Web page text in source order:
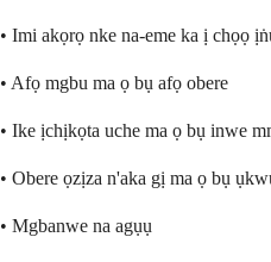
• Imi akọrọ nke na-eme ka ị chọọ
• Afọ mgbu ma ọ bụ afọ obere
• Ike ịchịkọta uche ma ọ bụ inwe
• Obere ọzịza n'aka gị ma ọ bụ
• Mgbanwe na agụụ